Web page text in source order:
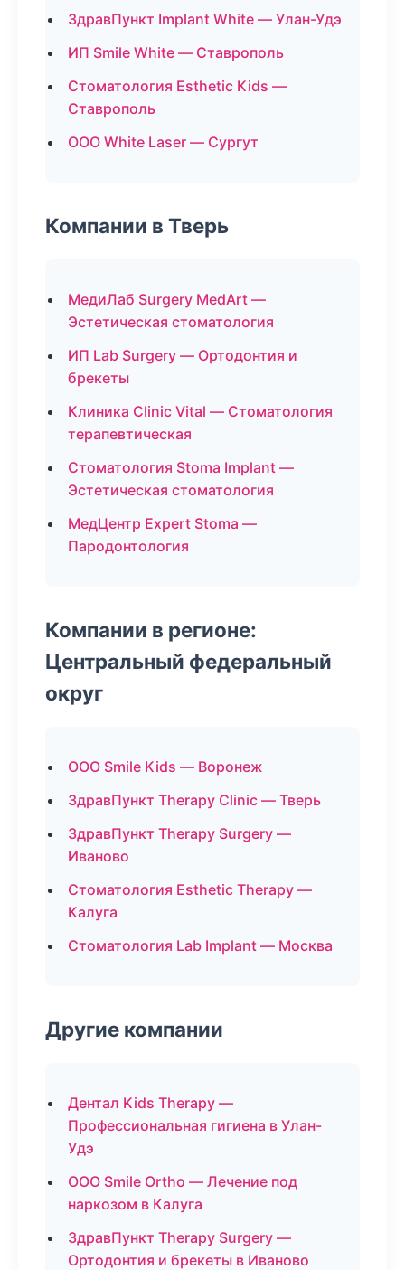
ЗдравПункт Implant White — Улан-Удэ
ИП Smile White — Ставрополь
Стоматология Esthetic Kids —
Ставрополь
ООО White Laser — Сургут
Компании в Тверь
МедиЛаб Surgery MedArt —
Эстетическая стоматология
ИП Lab Surgery — Ортодонтия и
брекеты
Клиника Clinic Vital — Стоматология
терапевтическая
Стоматология Stoma Implant —
Эстетическая стоматология
МедЦентр Expert Stoma —
Пародонтология
Компании в регионе:
Центральный федеральный
округ
ООО Smile Kids — Воронеж
ЗдравПункт Therapy Clinic — Тверь
ЗдравПункт Therapy Surgery —
Иваново
Стоматология Esthetic Therapy —
Калуга
Стоматология Lab Implant — Москва
Другие компании
Дентал Kids Therapy —
Профессиональная гигиена в Улан-
Удэ
ООО Smile Ortho — Лечение под
наркозом в Калуга
ЗдравПункт Therapy Surgery —
Ортодонтия и брекеты в Иваново